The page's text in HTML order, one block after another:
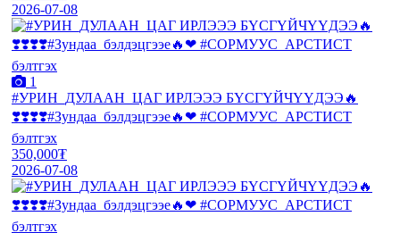
2026-07-08
1
#УРИН_ДУЛААН_ЦАГ ИРЛЭЭЭ БҮСГҮЙЧҮҮДЭЭ🔥
❣️❣️❣️❣️#Зундаа_бэлдэцгээе🔥❤ #СОРМУУС_АРСТИСТ
бэлтгэх
350,000₮
2026-07-08